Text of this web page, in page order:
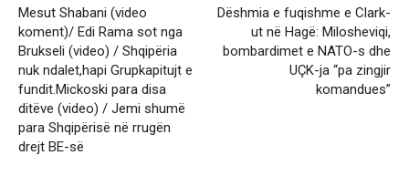
Mesut Shabani (video
koment)/ Edi Rama sot nga
Brukseli (video) / Shqipëria
nuk ndalet,hapi Grupkapitujt e
fundit.Mickoski para disa
ditëve (video) / Jemi shumë
para Shqipërisë në rrugën
drejt BE-së
Dëshmia e fuqishme e Clark-
ut në Hagë: Milosheviqi,
bombardimet e NATO-s dhe
UÇK-ja “pa zingjir
komandues”